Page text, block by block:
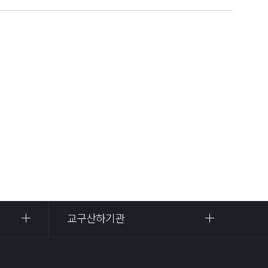
교구산하기관